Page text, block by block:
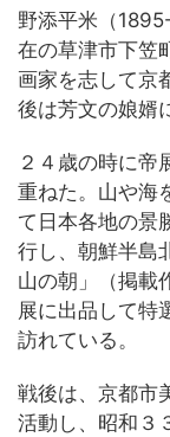
野添平米（
在の草津市下笠
画家を志して京
後は芳文の娘婿
２４歳の時に帝
重ねた。山や海
て日本各地の景
行し、朝鮮半島
山の朝」（掲載
展に出品して特
訪れている。
戦後は、京都市
活動し、昭和３